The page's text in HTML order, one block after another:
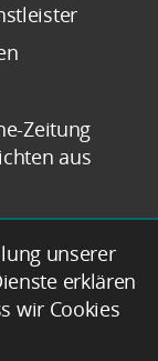
Zeitung
aus
unserer
erklären
wir Cookies